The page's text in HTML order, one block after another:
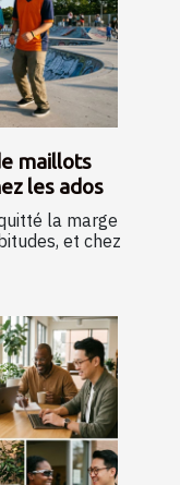
maillots
les ados
la marge
et chez